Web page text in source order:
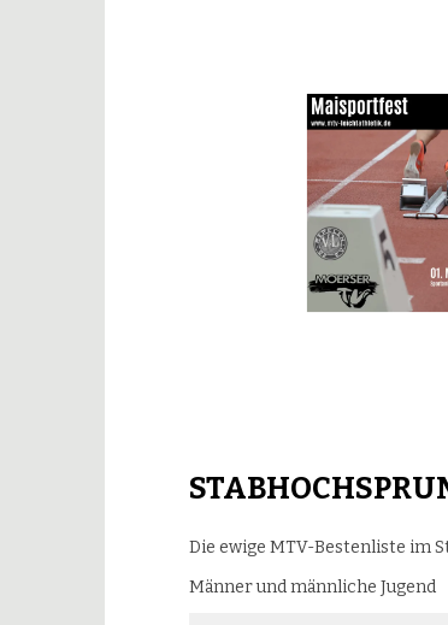
Die ewige MTV-Bestenliste im
Männer und männliche Jugend